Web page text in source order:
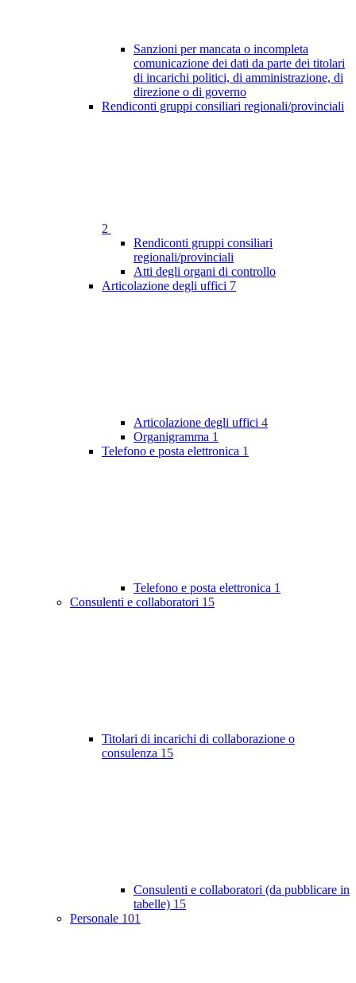
Sanzioni per mancata o incompleta
comunicazione dei dati da parte dei titolari
di incarichi politici, di amministrazione, di
direzione o di governo
Rendiconti gruppi consiliari regionali/provinciali
2
Rendiconti gruppi consiliari
regionali/provinciali
Atti degli organi di controllo
Articolazione degli uffici 7
Articolazione degli uffici 4
Organigramma 1
Telefono e posta elettronica 1
Telefono e posta elettronica 1
Consulenti e collaboratori 15
Titolari di incarichi di collaborazione o
consulenza 15
Consulenti e collaboratori (da pubblicare in
tabelle) 15
Personale 101